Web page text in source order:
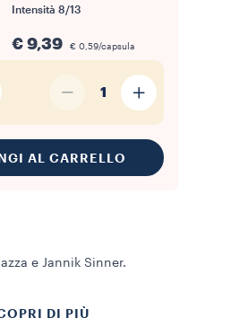
e Jannik Sinner.
DI PIÙ
Intensità 8/13
€ 9,39 € 0,59/capsula
1
AL CARRELLO